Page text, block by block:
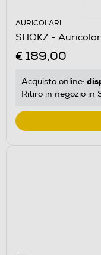
AURICOLARI
SHOKZ -
€ 189,00
Acquisto online:
Ritiro in negozio in